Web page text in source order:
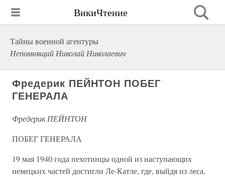
ВикиЧтение
Тайны военной агентуры
Непомнящий Николай Николаевич
Фредерик ПЕЙНТОН ПОБЕГ
ГЕНЕРАЛА
Фредерик ПЕЙНТОН
ПОБЕГ ГЕНЕРАЛА
19 мая 1940 года пехотинцы одной из наступающих
немецких частей достигли Ле-Катле, где, выйдя из леса,